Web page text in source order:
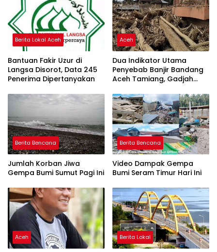
Berita Lokal Aceh
Bantuan Fakir Uzur di
Langsa Disorot, Data 245
Penerima Dipertanyakan
Aceh
Dua Indikator Utama
Penyebab Banjir Bandang
Aceh Tamiang, Gadjah
DAS
Berita Bencana
Jumlah Korban Jiwa
Gempa Bumi Sumut Pagi Ini
Berita Bencana
Video Dampak Gempa
Bumi Seram Timur Hari Ini
Aceh Berita Lokal